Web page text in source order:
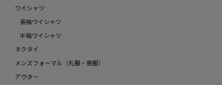
ワイシャツ
長袖ワイシャツ
半袖ワイシャツ
ネクタイ
メンズフォーマル（礼服・喪服）
アウター